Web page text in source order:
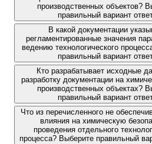
производственных объектов?
правильный вариант
В какой документации
регламентированные значения
ведению технологического
правильный вариант
Кто разрабатывает исходные
разработку документации на
производственных объектах?
правильный вариант
Что из перечисленного не
влияния на химическую
проведения отдельного
процесса? Выберите правильный